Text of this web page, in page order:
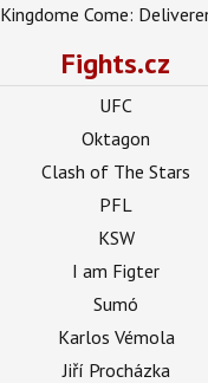
Kingdome Come:
Fights.cz
UFC
Oktagon
Clash of The Stars
PFL
KSW
I am Figter
Sumó
Karlos Vémola
Jiří Procházka